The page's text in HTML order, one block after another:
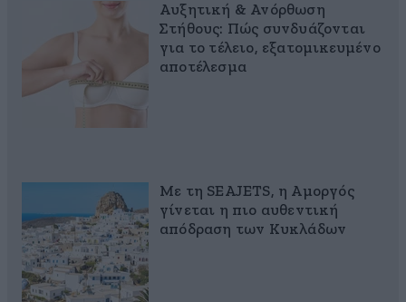
Αυξητική & Ανόρθωση
Στήθους: Πώς συνδυάζονται
για το τέλειο, εξατομικευμένο
αποτέλεσμα
Με τη SEAJETS, η Αμοργός
γίνεται η πιο αυθεντική
απόδραση των Κυκλάδων